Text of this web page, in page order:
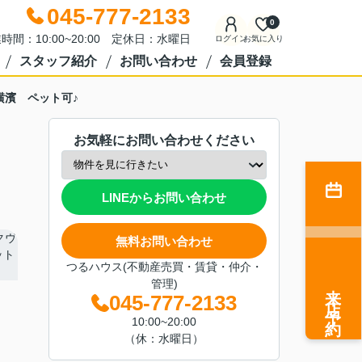
045-777-2133
間：10:00~20:00 定休日：水曜日 ログインお気に入り
0
スタッフ紹介 お問い合わせ 会員登録
濱 ペット可♪
お気軽にお問い合わせください
LINEからお問い合わせ
無料お問い合わせ
つるハウス(不動産売買・賃貸・仲介・
管理)
045-777-2133
10:00~20:00
（休：水曜日）
来店予約